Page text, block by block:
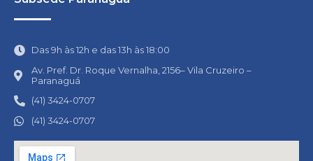
Das 9h às 12h e das 13h às 18:00
Av. Pref. Dr. Roque Vernalha, 2156– Vila Cruzeiro –
Paranaguá
(41) 3424-0707
(41) 3424-0707